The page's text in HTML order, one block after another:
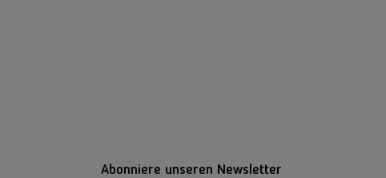
Abonniere unseren Newsletter